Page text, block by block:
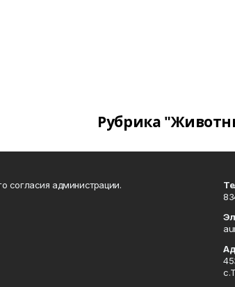
Рубрика
согласия администрации.